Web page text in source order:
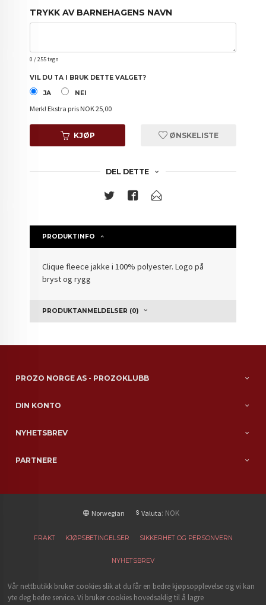
TRYKK AV BARNEHAGENS NAVN
0 / 255 tegn
VIL DU TA I BRUK DETTE VALGET?
JA
NEI
Merk! Ekstra pris NOK 25,00
KJØP ØNSKELISTE
DEL DETTE
PRODUKTINFO
Clique fleece jakke i 100% polyester. Logo på
bryst og rygg
PRODUKTANMELDELSER (0)
PROZO NORGE AS - PROZOKLUBB
DIN KONTO
NYHETSBREV
PARTNERE
Norwegian Valuta: NOK
FRAKT KJØPSBETINGELSER SIKKERHET OG PERSONVERN
NYHETSBREV
Vår nettbutikk bruker cookies slik at du får en bedre kjøpsopplevelse og vi kan
yte deg bedre service. Vi bruker cookies hovedsaklig til å lagre